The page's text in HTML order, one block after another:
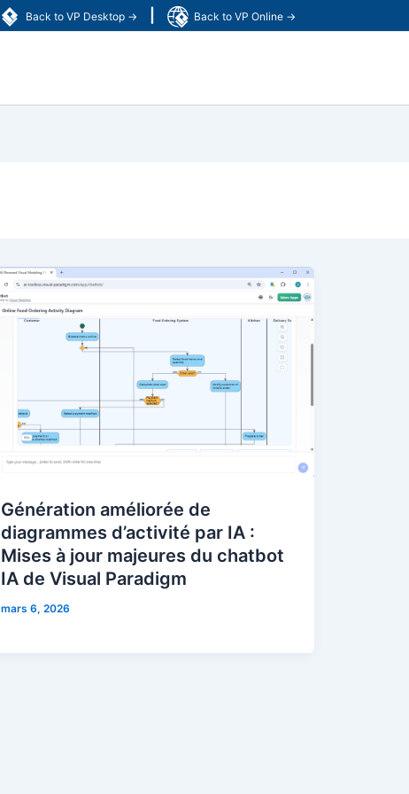
Back to VP Desktop → Back to VP Online →
Génération améliorée de
diagrammes d’activité par IA :
Mises à jour majeures du chatbot
IA de Visual Paradigm
mars 6, 2026